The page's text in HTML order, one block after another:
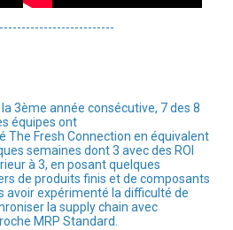
la 3ème année consécutive, 7 des 8
équipes ont
The Fresh Connection en équivalent
semaines dont 3 avec des ROI
à 3, en posant quelques
de produits finis et de composants
avoir expérimenté la difficulté de
la supply chain avec
MRP Standard.